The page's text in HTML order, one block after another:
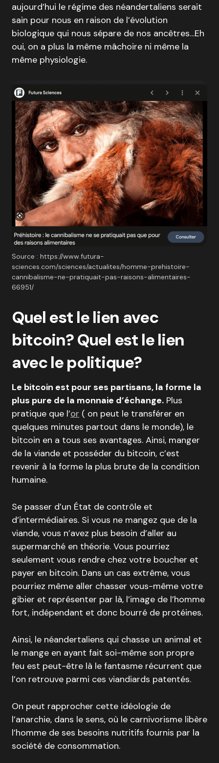
aujourd’hui le régime des néandertaliens serait
sain pour nous en raison de l’évolution
biologique qui nous sépare de nos ancêtres…Eh
oui, on a plus la même mâchoire ni même la
même physiologie.
Source : https://www.futura-
sciences.com/sciences/actualites/homme-prehistoire-
cannibalisme-ne-pratiquait-pas-raisons-alimentaires-
66951/
Quel est le lien avec
bitcoin? Quel est le lien
avec le politique?
Le bitcoin est pour ses partisans, la forme la
plus pure de la monnaie d’échange. Plus
pratique que l’or ( on peut le transférer en
quelques minutes partout dans le monde), le
bitcoin en a tous ses avantages. Ainsi, manger
de la viande et posséder du bitcoin, c’est
revenir à la forme la plus brute de la condition
humaine.
Se passer d’un État de contrôle et
d’intermédiaires. Si vous ne mangez que de la
viande, vous n’avez plus besoin d’aller au
supermarché en théorie. Vous pourriez
seulement vous rendre chez votre boucher et
payer en bitcoin. Dans un cas extrême, vous
pourriez même aller chasser vous-même votre
gibier et représenter par là, l’image de l’homme
fort, indépendant et donc bourré de protéines.
Ainsi, le néandertaliens qui chasse un animal et
le mange en ayant fait soi-même son propre
feu est peut-être là le fantasme récurrent que
l’on retrouve parmi ces viandiards patentés.
On peut rapprocher cette idéologie de
l’anarchie, dans le sens, où le carnivorisme libère
l’homme de ses besoins nutritifs fournis par la
société de consommation.